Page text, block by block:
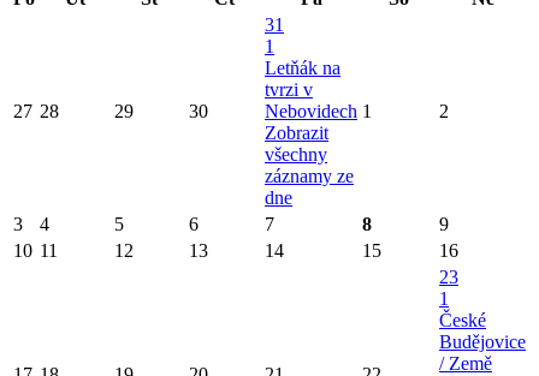
27 28 29 30
31
1
Letňák na
tvrzi v
Nebovidech
Zobrazit
všechny
záznamy ze
dne
1 2
3 4 5 6 7 8
9
10 11 12 13 14 15 16
23
1
České
Budějovice
/ Země